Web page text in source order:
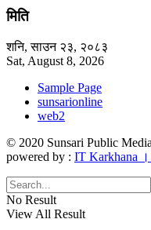
मिति
शनि, साउन २३, २०८३
Sat, August 8, 2026
Sample Page
sunsarionline
web2
© 2020 Sunsari Public
powered by : IT Karkhana ।
No Result
View All Result